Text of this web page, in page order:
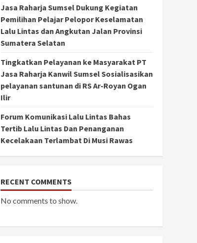
Jasa Raharja Sumsel Dukung Kegiatan
Pemilihan Pelajar Pelopor Keselamatan
Lalu Lintas dan Angkutan Jalan Provinsi
Sumatera Selatan
Tingkatkan Pelayanan ke Masyarakat PT
Jasa Raharja Kanwil Sumsel Sosialisasikan
pelayanan santunan di RS Ar-Royan Ogan
Ilir
Forum Komunikasi Lalu Lintas Bahas
Tertib Lalu Lintas Dan Penanganan
Kecelakaan Terlambat Di Musi Rawas
RECENT COMMENTS
No comments to show.